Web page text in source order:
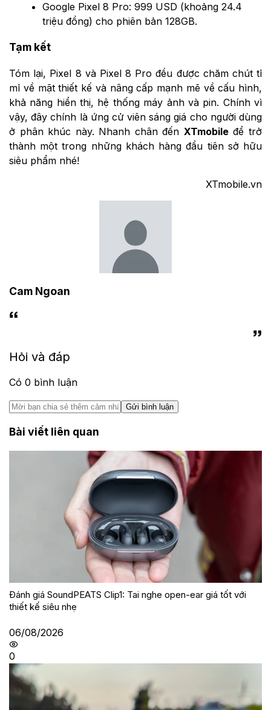
Google Pixel 8 Pro: 999 USD (khoảng 24.4
triệu đồng) cho phiên bản 128GB.
Tạm kết
Tóm lại, Pixel 8 và Pixel 8 Pro đều được chăm chút tỉ
mỉ về mặt thiết kế và nâng cấp mạnh mẽ về cấu hình,
khả năng hiển thị, hệ thống máy ảnh và pin. Chính vì
vậy, đây chính là ứng cử viên sáng giá cho người dùng
ở phân khúc này. Nhanh chân đến XTmobileđể trở
thành một trong những khách hàng đầu tiên sở hữu
siêu phẩm nhé!
XTmobile.vn
Cam Ngoan
Hỏi và đáp
Có 0 bình luận
Gửi bình luận
Bài viết liên quan
Đánh giá SoundPEATS Clip1: Tai nghe open-ear giá tốt với
thiết kế siêu nhẹ
06/08/2026
0